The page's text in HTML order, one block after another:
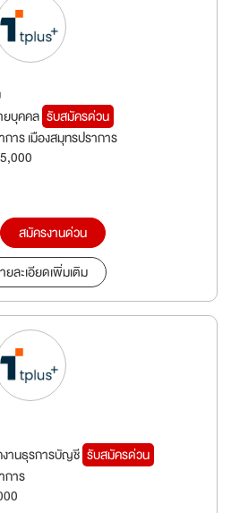
ยบุคคล รับสมัครด่วน
าร เมืองสมุทรปราการ
สมัครงานด่วน
ยละเอียดเพิ่มเติม
านธุรการบัญชี รับสมัครด่วน
การ